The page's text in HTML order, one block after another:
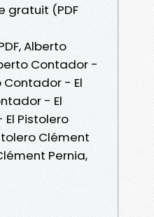
gratuit (PDF
Alberto
Contador -
Contador - El
- El
Pistolero
Clément
Pernia,